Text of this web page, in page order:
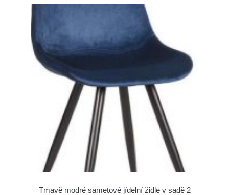
Tmavě modré sametové jídelní židle v sadě 2